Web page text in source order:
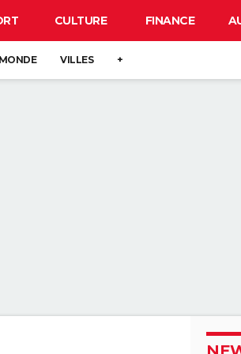
CULTURE FINANCE
MONDE VILLES +